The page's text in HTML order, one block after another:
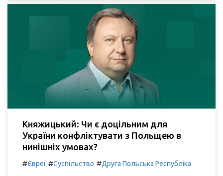
Княжицький: Чи є доцільним для
України конфліктувати з Польщею в
нинішніх умовах?
#Євреї #Суспільство #Друга Польська Республіка